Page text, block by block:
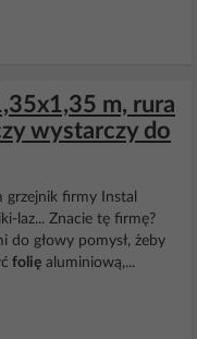
m, rura
wystarczy do
grzejnik firmy Instal
laz... Znacie tę firmę?
do głowy pomysł, żeby
folię aluminiową,...